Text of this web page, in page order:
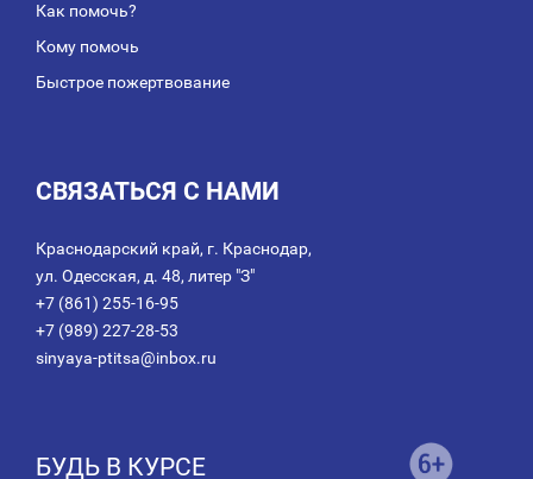
Как помочь?
Кому помочь
Быстрое пожертвование
СВЯЗАТЬСЯ С НАМИ
Краснодарский край, г. Краснодар,
ул. Одесская, д. 48, литер "З"
+7 (861) 255-16-95
+7 (989) 227-28-53
sinyaya-ptitsa@inbox.ru
БУДЬ В КУРСЕ